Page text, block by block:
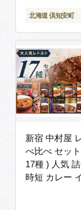
北海道 倶知安町
新宿 中村屋
べ比べ セッ
17種 ) 人気
時短 カレー